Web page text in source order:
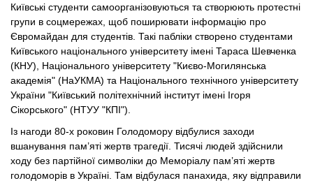
Київські студенти самоорганізовуються та створюють протестні
групи в соцмережах, щоб поширювати інформацію про
Євромайдан для студентів. Такі пабліки створено студентами
Київського національного університету імені Тараса Шевченка
(КНУ), Національного університету "Києво-Могилянська
академія" (НаУКМА) та Національного технічного університету
України "Київський політехнічний інститут імені Ігоря
Сікорського" (НТУУ "КПІ").
Із нагоди 80-х роковин Голодомору відбулися заходи
вшанування пам’яті жертв трагедії. Тисячі людей здійснили
ходу без партійної символіки до Меморіалу пам’яті жертв
голодоморів в Україні. Там відбулася панахида, яку відправили